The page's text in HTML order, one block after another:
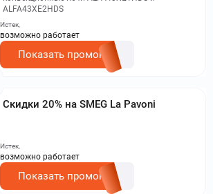
ALFA43XE2HDS
Истек,
возможно работает
Показать промокод
Скидки 20% на SMEG La Pavoni
Истек,
возможно работает
Показать промокод